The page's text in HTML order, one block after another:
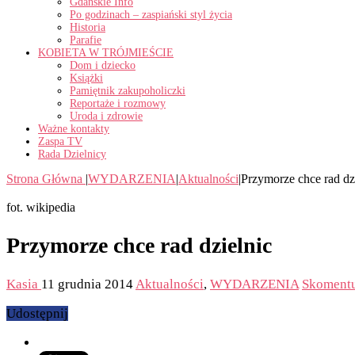
Po godzinach – zaspiański styl życia
Historia
Parafie
KOBIETA W TRÓJMIEŚCIE
Dom i dziecko
Książki
Pamiętnik zakupoholiczki
Reportaże i rozmowy
Uroda i zdrowie
Ważne kontakty
Zaspa TV
Rada Dzielnicy
Strona Główna |WYDARZENIA|Aktualności|Przymorze chce rad
fot. wikipedia
Przymorze chce rad dzielnic
Kasia 11 grudnia 2014Aktualności, WYDARZENIA
Udostępnij